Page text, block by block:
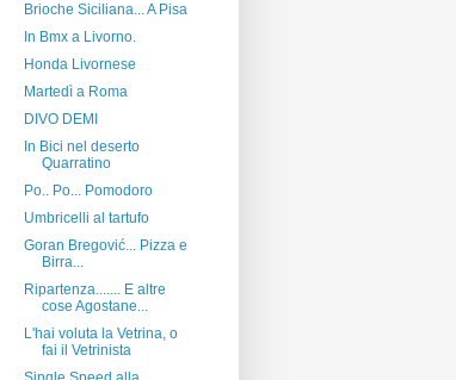
Brioche Siciliana... A Pisa
In Bmx a Livorno.
Honda Livornese
Martedì a Roma
DIVO DEMI
In Bici nel deserto
Quarratino
Po.. Po... Pomodoro
Umbricelli al tartufo
Goran Bregović... Pizza e
Birra...
Ripartenza....... E altre
cose Agostane...
L'hai voluta la Vetrina, o
fai il Vetrinista